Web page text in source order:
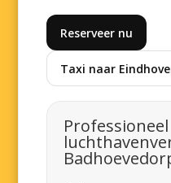
Reserveer nu
Taxi naar
Professioneel